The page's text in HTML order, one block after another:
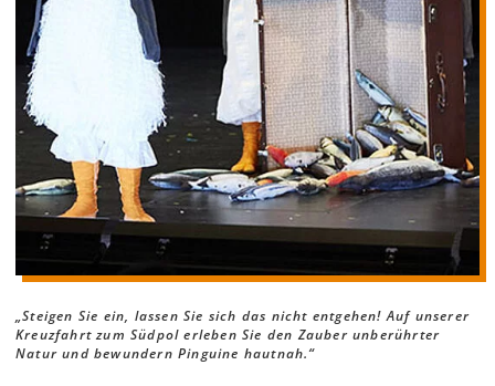
„Steigen Sie ein, lassen Sie sich das nicht entgehen! Auf unserer
Kreuzfahrt zum Südpol erleben Sie den Zauber unberührter
Natur und bewundern Pinguine hautnah.“